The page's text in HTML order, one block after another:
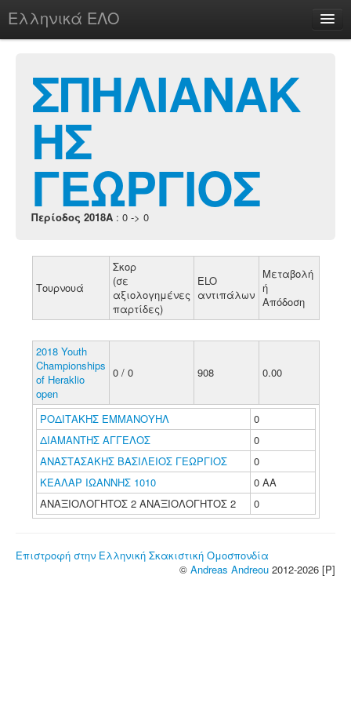
Ελληνικά ΕΛΟ
chesstu.be @ discord
Login
ΣΠΗΛΙΑΝΑΚ
ΗΣ
ΓΕΩΡΓΙΟΣ
Περίοδος 2018A : 0 -> 0
Τουρνουά
Σκορ
(σε
αξιολογημένες
παρτίδες)
ELO
αντιπάλων
Μεταβολή
ή
Απόδοση
2018 Youth
Championships
of Heraklio
open
0 / 0 908 0.00
ΡΟΔΙΤΑΚΗΣ ΕΜΜΑΝΟΥΗΛ
0
ΔΙΑΜΑΝΤΗΣ ΑΓΓΕΛΟΣ
0
ΑΝΑΣΤΑΣΑΚΗΣ ΒΑΣΙΛΕΙΟΣ ΓΕΩΡΓΙΟΣ
0
ΚΕΑΛΑΡ ΙΩΑΝΝΗΣ 1010
0 ΑΑ
ΑΝΑΞΙΟΛΟΓΗΤΟΣ 2 ΑΝΑΞΙΟΛΟΓΗΤΟΣ 2
0
Επιστροφή στην Ελληνική Σκακιστική Ομοσπονδία
© Andreas Andreou 2012-2026 [P]